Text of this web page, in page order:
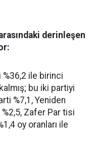
derinleşen
%36,2 ile birinci
bu iki partiyi
%7,1, Yeniden
Zafer Par tisi
oy oranları ile